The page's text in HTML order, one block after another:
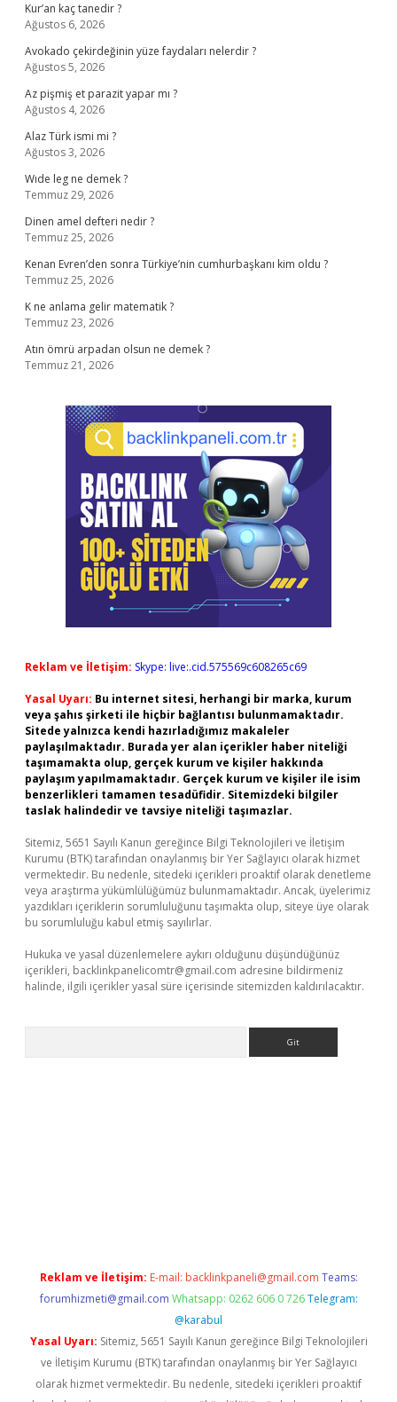
Kur’an kaç tanedir ?
Ağustos 6, 2026
Avokado çekirdeğinin yüze faydaları nelerdir ?
Ağustos 5, 2026
Az pişmiş et parazit yapar mı ?
Ağustos 4, 2026
Alaz Türk ismi mi ?
Ağustos 3, 2026
Wıde leg ne demek ?
Temmuz 29, 2026
Dinen amel defteri nedir ?
Temmuz 25, 2026
Kenan Evren’den sonra Türkiye’nin cumhurbaşkanı kim oldu ?
Temmuz 25, 2026
K ne anlama gelir matematik ?
Temmuz 23, 2026
Atın ömrü arpadan olsun ne demek ?
Temmuz 21, 2026
Reklam ve İletişim: Skype: live:.cid.575569c608265c69
Yasal Uyarı: Bu internet sitesi, herhangi bir marka, kurum
veya şahıs şirketi ile hiçbir bağlantısı bulunmamaktadır.
Sitede yalnızca kendi hazırladığımız makaleler
paylaşılmaktadır. Burada yer alan içerikler haber niteliği
taşımamakta olup, gerçek kurum ve kişiler hakkında
paylaşım yapılmamaktadır. Gerçek kurum ve kişiler ile isim
benzerlikleri tamamen tesadüfidir. Sitemizdeki bilgiler
taslak halindedir ve tavsiye niteliği taşımazlar.
Sitemiz, 5651 Sayılı Kanun gereğince Bilgi Teknolojileri ve İletişim
Kurumu (BTK) tarafından onaylanmış bir Yer Sağlayıcı olarak hizmet
vermektedir. Bu nedenle, sitedeki içerikleri proaktif olarak denetleme
veya araştırma yükümlülüğümüz bulunmamaktadır. Ancak, üyelerimiz
yazdıkları içeriklerin sorumluluğunu taşımakta olup, siteye üye olarak
bu sorumluluğu kabul etmiş sayılırlar.
Hukuka ve yasal düzenlemelere aykırı olduğunu düşündüğünüz
içerikleri, backlinkpanelicomtr@gmail.com adresine bildirmeniz
halinde, ilgili içerikler yasal süre içerisinde sitemizden kaldırılacaktır.
Reklam ve İletişim: E-mail: backlinkpaneli@gmail.com Teams:
forumhizmeti@gmail.com Whatsapp: 0262 606 0 726 Telegram:
@karabul
Yasal Uyarı: Sitemiz, 5651 Sayılı Kanun gereğince Bilgi Teknolojileri
ve İletişim Kurumu (BTK) tarafından onaylanmış bir Yer Sağlayıcı
olarak hizmet vermektedir. Bu nedenle, sitedeki içerikleri proaktif